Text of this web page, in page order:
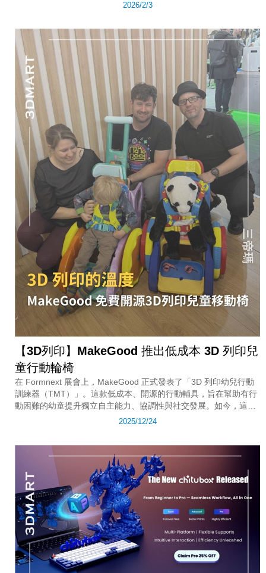
2026/2/3
【3D列印】MakeGood 推出低成本 3D 列印兒
童行動輪椅
在 Formnext 展會上，MakeGood 正式發表了「3D 列印幼兒行動
訓練器（TMT）」。這款低成本、開源的行動輔具，旨在幫助有行
動困難的幼童提升獨立自主能力、協調性與社交發展。如今，這項
優秀的專案已上架 MakerWorld 平台，任何人都能免費下載檔案，
2025/12/24